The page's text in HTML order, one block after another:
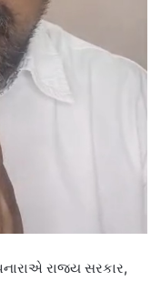
રાજ્ય સરકાર,